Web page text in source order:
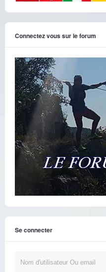
Connectez vous sur le forum
Se connecter